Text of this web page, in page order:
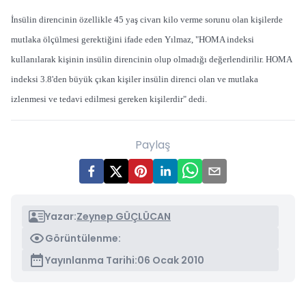
İnsülin direncinin özellikle 45 yaş civarı kilo verme sorunu olan kişilerde
mutlaka ölçülmesi gerektiğini ifade eden Yılmaz, "HOMA indeksi
kullanılarak kişinin insülin direncinin olup olmadığı değerlendirilir. HOMA
indeksi 3.8'den büyük çıkan kişiler insülin direnci olan ve mutlaka
izlenmesi ve tedavi edilmesi gereken kişilerdir" dedi.
Paylaş
Yazar:Zeynep GÜÇLÜCAN
Görüntülenme:
Yayınlanma Tarihi:06 Ocak 2010